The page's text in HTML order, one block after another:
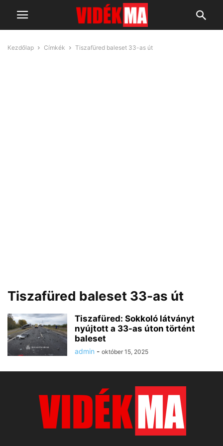
Kezdőlap Címkék Tiszafüred baleset 33-as út
Tiszafüred baleset 33-as út
Tiszafüred: Sokkoló látványt
nyújtott a 33-as úton történt
baleset
admin - október 15, 2025